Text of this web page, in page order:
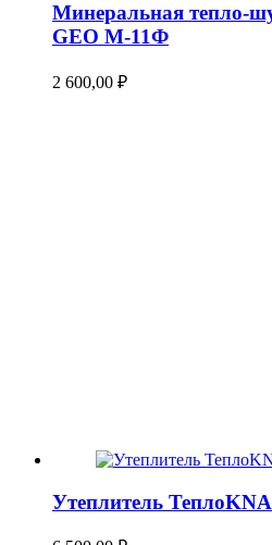
Минеральная тепло-
GEO М-11Ф
2 600,00 ₽
Утеплитель